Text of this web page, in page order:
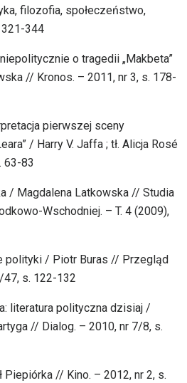
filozofia, społeczeństwo,
321-344
o tragedii „Makbeta”
// Kronos. – 2011, nr 3, s. 178-
pierwszej sceny
/ Harry V. Jaffa ; tł. Alicja Rosé
63-83
/ Magdalena Latkowska // Studia
Wschodniej. – T. 4 (2009),
polityki / Piotr Buras // Przegląd
s. 122-132
literatura polityczna dzisiaj /
// Dialog. – 2010, nr 7/8, s.
Piepiórka // Kino. – 2012, nr 2, s.